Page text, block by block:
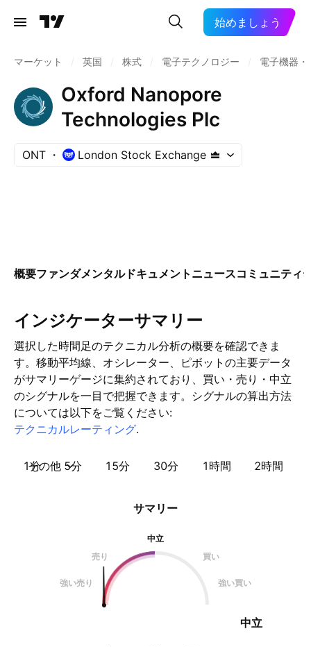
始めましょう
マーケット 英国 株式 電子テクノロジー 電子機器・
Oxford Nanopore
Technologies Plc
ONT London Stock Exchange
概要ファンダメンタルドキュメント ニュースコミュニティ
インジケーターサマリー
選択した時間足のテクニカル分析の概要を確認できま
す。移動平均線、オシレーター、ピボットの主要データ
がサマリーゲージに集約されており、買い・売り・中立
のシグナルを一目で把握できます。シグナルの算出方法
については以下をご覧ください:
テクニカルレーティング.
1分 5分 15分 30分 1時間 2時間
その他
サマリー
中立
売り
買い
強い売り 強い買い
中立